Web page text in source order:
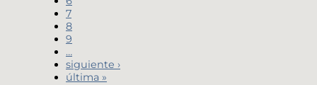
7
8
9
…
siguiente ›
última »